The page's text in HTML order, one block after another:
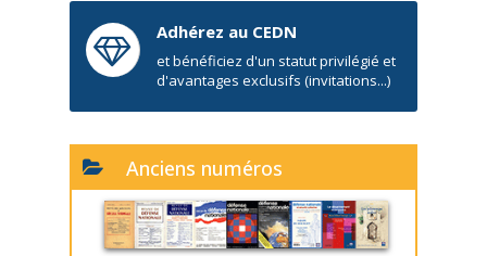
Adhérez au CEDN
et bénéficiez d'un statut privilégié et
d'avantages exclusifs (invitations...)
Anciens numéros